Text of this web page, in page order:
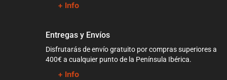
+ Info
Entregas y Envíos
Disfrutarás de envío gratuito por compras superiores a
400€ a cualquier punto de la Península Ibérica.
+ Info